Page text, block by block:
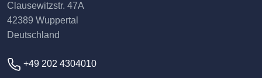
Clausewitzstr. 47A
42389 Wuppertal
Deutschland
+49 202 4304010